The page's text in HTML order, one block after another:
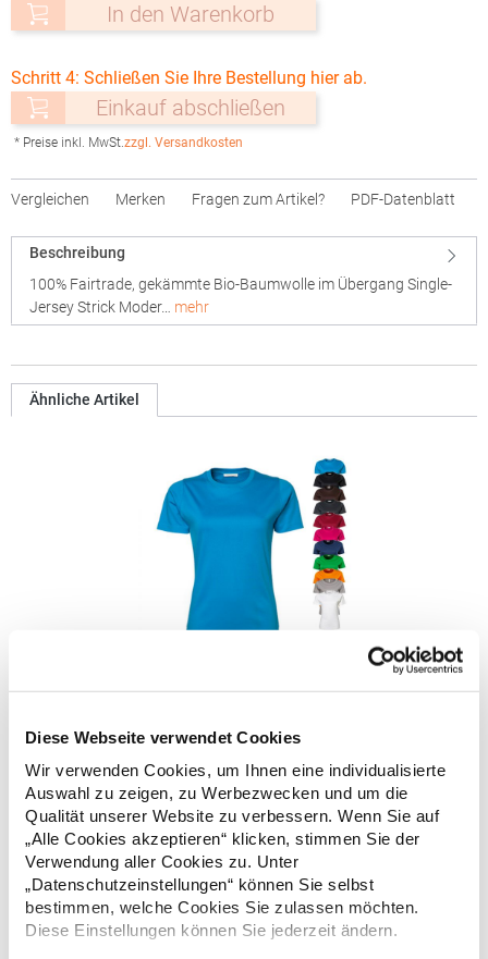
Diese Webseite verwendet Cookies
Wir verwenden Cookies, um Ihnen eine individualisierte
Auswahl zu zeigen, zu Werbezwecken und um die
Qualität unserer Website zu verbessern. Wenn Sie auf
„Alle Cookies akzeptieren“ klicken, stimmen Sie der
Verwendung aller Cookies zu. Unter
„Datenschutzeinstellungen“ können Sie selbst
bestimmen, welche Cookies Sie zulassen möchten.
Diese Einstellungen können Sie jederzeit ändern.
In den Warenkorb
Schritt 4: Schließen Sie Ihre Bestellung hier ab.
Einkauf abschließen
* Preise inkl. MwSt.zzgl. Versandkosten
Vergleichen Merken Fragen zum Artikel? PDF-Datenblatt
Beschreibung
100% Fairtrade, gekämmte Bio-Baumwolle im Übergang Single-
Jersey Strick Moder… mehr
Ähnliche Artikel
TJ580N Tee Jays Damen T-Shirt aus Interlock-Material
Gekämmte, ringgesponnene Baumwolle / Interlock
Einlaufvorbehandelt Doppelnähte Modisch geschnitten
Schmaler, modischer Kragen Enzym- und
silikongewaschenGrammatur: 220
g/m²Materialzusammensetzung: 100% BaumwolleAngaben zur
Produktsicherheit: Herst.-Nr.: 580Hersteller: Tee Jays A/S Lansen
16 9230 Svenstrup J Dänemark E-Mail: info@teejays.dk
ab14,33 € *
* Preise inkl. gesetzlicher Mwst. + Versandkosten *